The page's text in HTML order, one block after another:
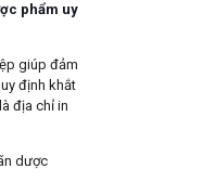
phẩm uy
giúp đảm
định khắt
địa chỉ in
dược